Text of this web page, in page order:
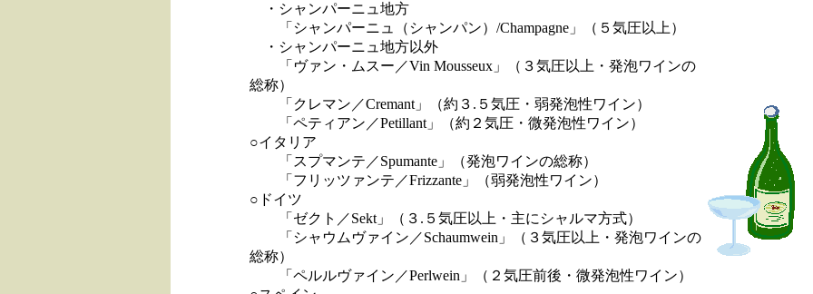
・シャンパーニュ地方
「シャンパーニュ（シャンパン）/Champagne」（５気圧以上）
・シャンパーニュ地方以外
「ヴァン・ムスー／Vin Mousseux」（３気圧以上・発泡ワインの
総称）
「クレマン／Cremant」（約３.５気圧・弱発泡性ワイン）
「ペティアン／Petillant」（約２気圧・微発泡性ワイン）
○イタリア
「スプマンテ／Spumante」（発泡ワインの総称）
「フリッツァンテ／Frizzante」（弱発泡性ワイン）
○ドイツ
「ゼクト／Sekt」（３.５気圧以上・主にシャルマ方式）
「シャウムヴァイン／Schaumwein」（３気圧以上・発泡ワインの
総称）
「ペルルヴァイン／Perlwein」（２気圧前後・微発泡性ワイン）